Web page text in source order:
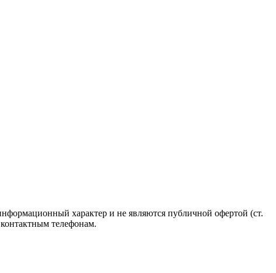
характер и не являются публичной офертой (ст.
телефонам.